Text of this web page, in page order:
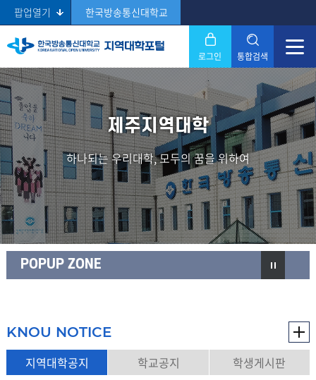
팝업열기 한국방송통신대학교
로그인 통합검색
Search 닫기
제주지역대학
하나되는 우리대학, 모두의 꿈을 위하여
POPUP ZONE
KNOU NOTICE
지역대학공지
학교공지 학생게시판